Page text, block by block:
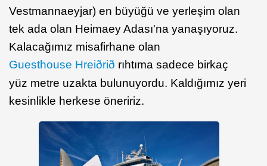
Vestmannaeyjar) en büyüğü ve yerleşim olan
tek ada olan Heimaey Adası'na yanaşıyoruz.
Kalacağımız misafirhane olan
Guesthouse Hreiðrið rıhtıma sadece birkaç
yüz metre uzakta bulunuyordu. Kaldığımız yeri
kesinlikle herkese öneririz.